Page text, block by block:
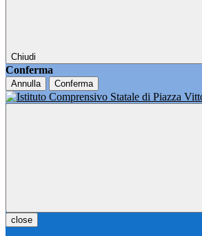
Chiudi
Conferma
Annulla Conferma
close